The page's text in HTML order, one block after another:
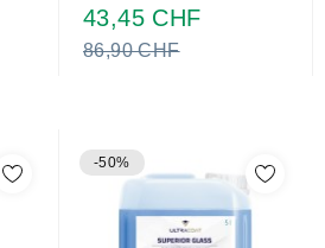
43,45 CHFPrezzo
86,90 CHF
-50%